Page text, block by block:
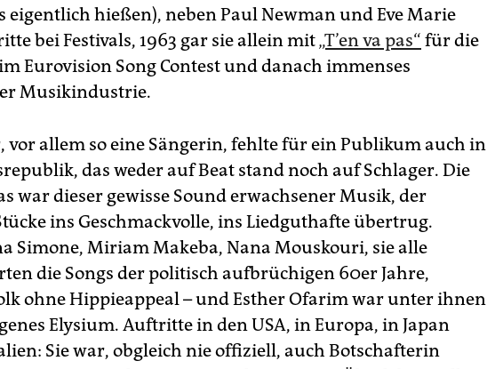
eigentlich hießen), neben Paul Newman und Eve Marie
bei Festivals, 1963 gar sie allein mit„T’en va pas“ für die
Eurovision Song Contest und danach immenses
Musikindustrie.
vor allem so eine Sängerin, fehlte für ein Publikum auch in
das weder auf Beat stand noch auf Schlager. Die
war dieser gewisse Sound erwachsener Musik, der
ins Geschmackvolle, ins Liedguthafte übertrug.
Simone, Miriam Makeba, Nana Mouskouri, sie alle
die Songs der politisch aufbrüchigen 60er Jahre,
ohne Hippieappeal – und Esther Ofarim war unter ihnen
Elysium. Auftritte in den USA, in Europa, in Japan
Sie war, obgleich nie offiziell, auch Botschafterin